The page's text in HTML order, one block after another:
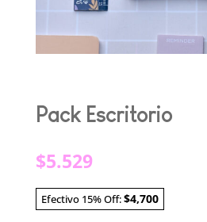
Pack Escritorio
$5.529
Efectivo 15% Off:$4,700